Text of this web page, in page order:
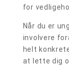
for
Når du er
involvere
helt
at lette dig